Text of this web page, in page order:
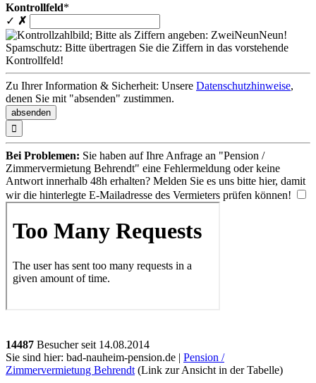
Kontrollfeld*
✓ ✗
Spamschutz: Bitte übertragen Sie die Ziffern in das vorstehende
Kontrollfeld!
Zu Ihrer Information & Sicherheit: Unsere Datenschutzhinweise,
denen Sie mit "absenden" zustimmen.

Bei Problemen: Sie haben auf Ihre Anfrage an "Pension /
Zimmervermietung Behrendt" eine Fehlermeldung oder keine
Antwort innerhalb 48h erhalten? Melden Sie es uns bitte hier, damit
wir die hinterlegte E-Mailadresse des Vermieters prüfen können!
14487 Besucher seit 14.08.2014
Sie sind hier: bad-nauheim-pension.de | Pension /
Zimmervermietung Behrendt (Link zur Ansicht in der Tabelle)